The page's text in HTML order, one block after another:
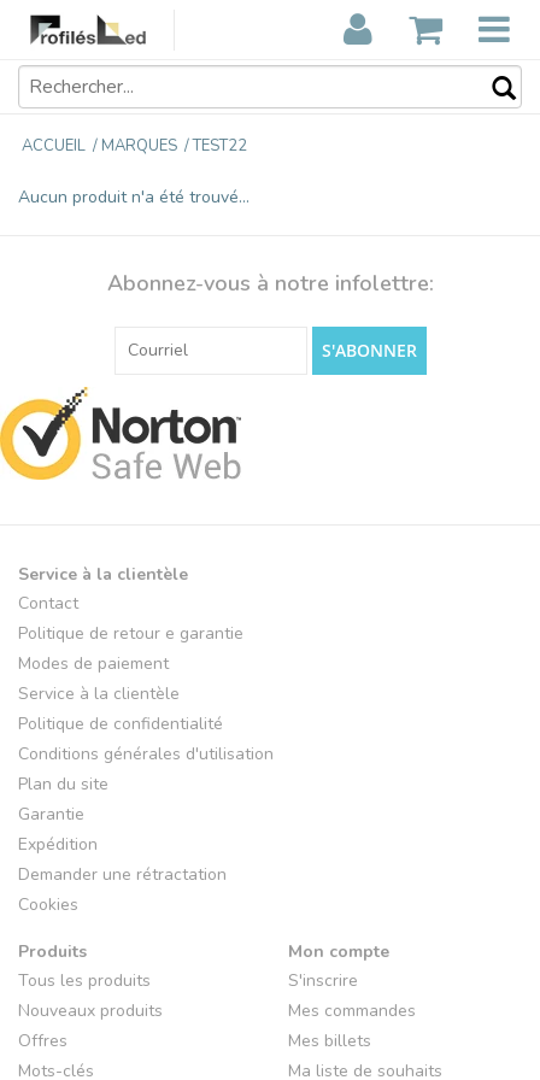
ACCUEIL / MARQUES /TEST22
Aucun produit n'a été trouvé...
Abonnez-vous à notre infolettre:
S'ABONNER
Service à la clientèle
Contact
Politique de retour e garantie
Modes de paiement
Service à la clientèle
Politique de confidentialité
Conditions générales d'utilisation
Plan du site
Garantie
Expédition
Demander une rétractation
Cookies
Produits
Tous les produits
Nouveaux produits
Offres
Mots-clés
Mon compte
S'inscrire
Mes commandes
Mes billets
Ma liste de souhaits